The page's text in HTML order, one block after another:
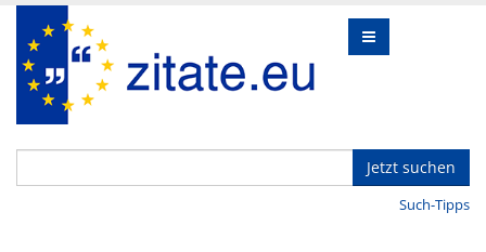
Jetzt suchen
Such-Tipps